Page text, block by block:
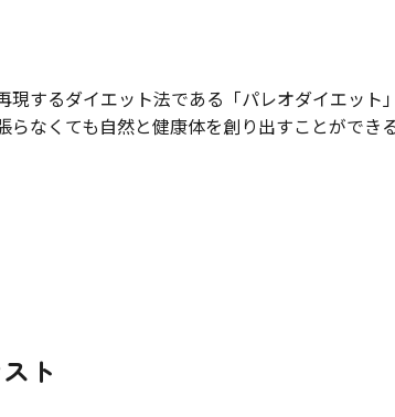
現するダイエット法である「パレオダイエット
らなくても自然と健康体を創り出すことができ
ト